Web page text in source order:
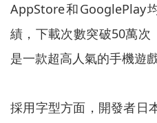
AppStore和GooglePlay
績，下載次數突破50萬次
是一款超高人氣的手機遊戲
採用字型方面，開發者日